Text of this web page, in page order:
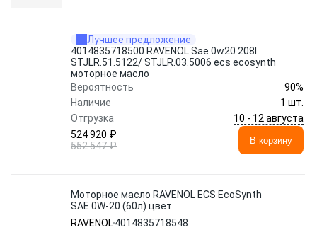
Лучшее предложение
4014835718500 RAVENOL Sae 0w20 208l
STJLR.51.5122/ STJLR.03.5006 ecs ecosynth
моторное масло
Вероятность
90%
Наличие
1 шт.
Отгрузка
10 - 12 августа
524 920 ₽
552 547 ₽
В корзину
Моторное масло RAVENOL ECS EcoSynth
SAE 0W-20 (60л) цвет
RAVENOL4014835718548